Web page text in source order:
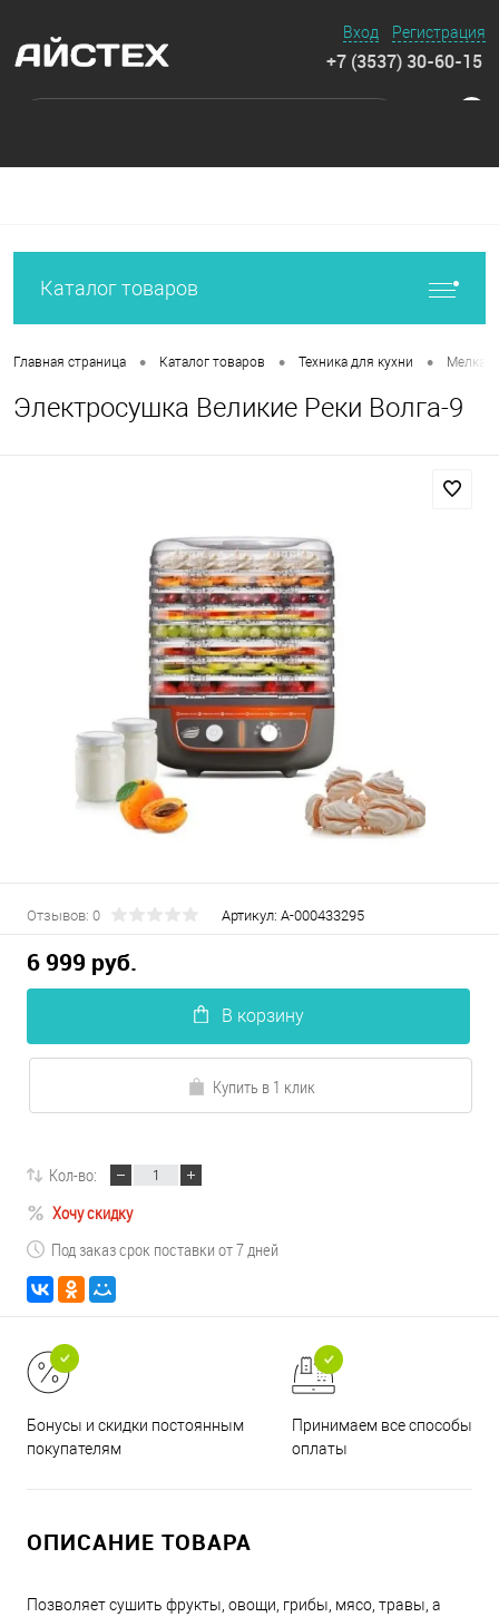
Вход Регистрация
+7 (3537) 30-60-15
Каталог товаров
Главная страница • Каталог товаров • Техника для кухни • Мелкая
Электросушка Великие Реки Волга-9
Отзывов: 0 Артикул: А-000433295
6 999 руб.
В корзину
Купить в 1 клик
Кол-во:
Хочу скидку
Под заказ срок поставки от 7 дней
Бонусы и скидки постоянным
покупателям
Принимаем все способы
оплаты
ОПИСАНИЕ ТОВАРА
Позволяет сушить фрукты, овощи, грибы, мясо, травы, а